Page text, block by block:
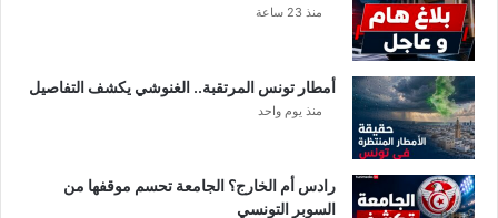
منذ 23 ساعة
أمطار تونس المرتقبة.. الغنوشي يكشف التفاصيل
منذ يوم واحد
رادس أم الخارج؟ الجامعة تحسم موقفها من
السوبر التونسي